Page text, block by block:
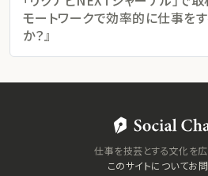
モートワークで効率的に仕事をす
か？』
仕事を技芸とする文化を広
このサイトについてお